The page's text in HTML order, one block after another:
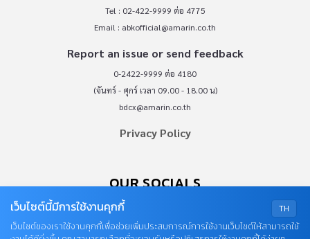
Tel : 02-422-9999 ต่อ 4775
Email : abkofficial@amarin.co.th
Report an issue or send feedback
0-2422-9999 ต่อ 4180
(จันทร์ - ศุกร์ เวลา 09.00 - 18.00 น)
bdcx@amarin.co.th
Privacy Policy
OUR SOCIALS
TH
เว็บไซต์นี้มีการใช้งานคุกกี้
เว็บไซต์ของเราใช้งานคุกกี้เพื่อช่วยเพิ่มประสบการณ์การใช้งานเว็บไซต์ให้สามารถใช้